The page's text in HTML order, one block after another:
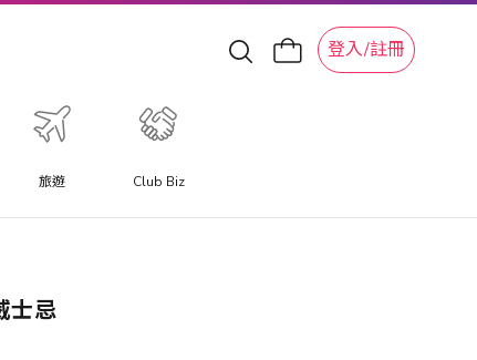
登入/註冊
旅遊 Club Biz
士忌